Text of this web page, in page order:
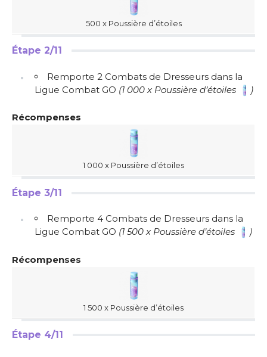
500 x Poussière d’étoiles
Étape 2/11
Remporte 2 Combats de Dresseurs dans la
Ligue Combat GO (1 000 x Poussière d’étoiles )
Récompenses
1 000 x Poussière d’étoiles
Étape 3/11
Remporte 4 Combats de Dresseurs dans la
Ligue Combat GO (1 500 x Poussière d’étoiles )
Récompenses
1 500 x Poussière d’étoiles
Étape 4/11